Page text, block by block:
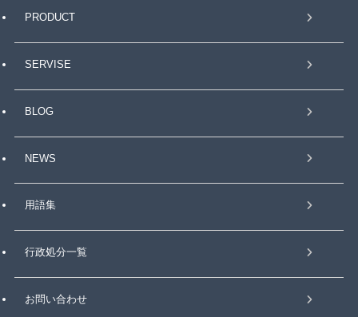
PRODUCT
SERVISE
BLOG
NEWS
用語集
行政処分一覧
お問い合わせ